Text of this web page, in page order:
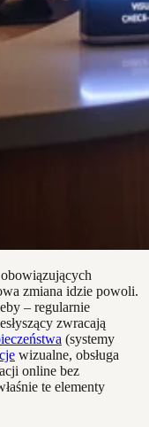
zmiana idzie powoli.
– regularnie
zwracają
(systemy
wizualne, obsługa
online bez
te elementy